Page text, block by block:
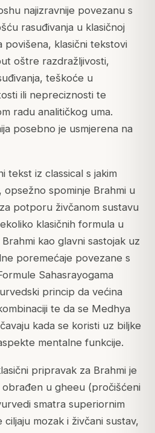
najizravnije povezanu s
rasuđivanja u klasičnoj
povišena, klasični tekstovi
oštre razdražljivosti,
teškoće u
ili nepreciznosti te
radu analitičkog uma.
posebno je usmjerena na
tekst iz classical s jakim
opsežno spominje Brahmi u
potporu živčanom sustavu
klasičnih formula u
kao glavni sastojak uz
poremećaje povezane s
Sahasrayogama
princip da većina
te da se Medhya
kada se koristi uz biljke
mentalne funkcije.
pripravak za Brahmi je
obrađen u gheeu (pročišćeni
smatra superiornim
mozak i živčani sustav,